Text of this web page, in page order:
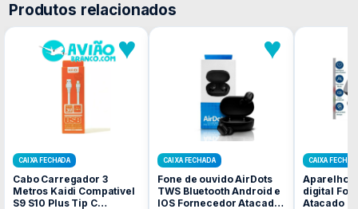
Produtos relacionados
♥
CAIXA FECHADA
Cabo Carregador 3
Metros Kaidi Compativel
S9 S10 Plus Tip C
♥
CAIXA FECHADA
Fone de ouvido AirDots
TWS Bluetooth Android e
IOS Fornecedor Atacado
CAIXA
Aparelho
digital
Atacado